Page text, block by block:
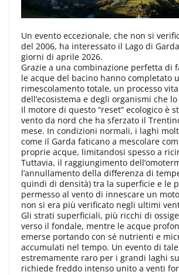
Un evento eccezionale, che non si
del 2006, ha interessato il Lago di
giorni di aprile 2026.
Grazie a una combinazione perfetta di
le acque del bacino hanno completato
rimescolamento totale, un processo
dell’ecosistema e degli organismi che
Il motore di questo “reset” ecologico è
vento da nord che ha sferzato il
mese. In condizioni normali, i laghi
come il Garda faticano a mescolare
proprie acque, limitandosi spesso a
Tuttavia, il raggiungimento
l’annullamento della differenza di
quindi di densità) tra la superficie e le
permesso al vento di innescare un
non si era più verificato negli ultimi
Gli strati superficiali, più ricchi di
verso il fondale, mentre le acque
emerse portando con sé nutrienti e
accumulati nel tempo. Un evento di
estremamente raro per i grandi laghi
richiede freddo intenso unito a venti